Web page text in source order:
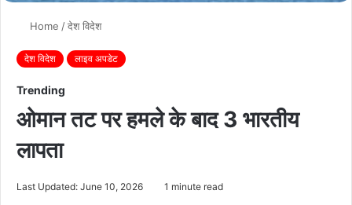
Home /देश विदेश
देश विदेश लाइव अपडेट
Trending
ओमान तट पर हमले के बाद 3 भारतीय
लापता
Last Updated: June 10, 2026 1 minute read